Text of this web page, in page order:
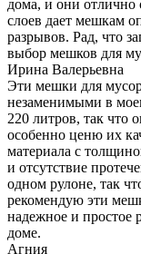
дома, и они
слоев дает мешкам
разрывов. Рад, что
выбор мешков для
Ирина Валерьевна
Эти мешки для
незаменимыми в
220 литров, так что
особенно ценю их
материала с
и отсутствие
одном рулоне, так
рекомендую эти
надежное и простое
доме.
Агния